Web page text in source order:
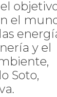
el
y el
Soto,